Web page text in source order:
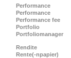
Performance
Performance
Performance fee
Portfolio
Portfoliomanager
Rendite
Rente(-npapier)